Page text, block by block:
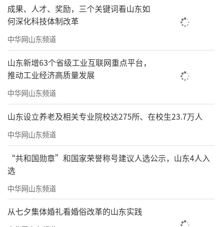
成果、人才、奖励，三个关键词看山东如
何深化科技体制改革
中华网山东频道
山东新增63个省级工业互联网重点平台，
推动工业经济高质量发展
中华网山东频道
山东设立养老及相关专业院校达275所、在校生23.7万人
中华网山东频道
“共和国勋章”和国家荣誉称号建议人选公示，山东4人入
选
中华网山东频道
从七夕集体婚礼看婚俗改革的山东实践